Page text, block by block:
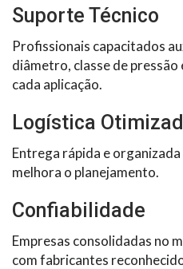
Suporte Técnico
Profissionais capacitados
diâmetro, classe de
cada aplicação.
Logística
Entrega rápida e
melhora o planejamento.
Confiabilidade
Empresas consolidadas no
com fabricantes